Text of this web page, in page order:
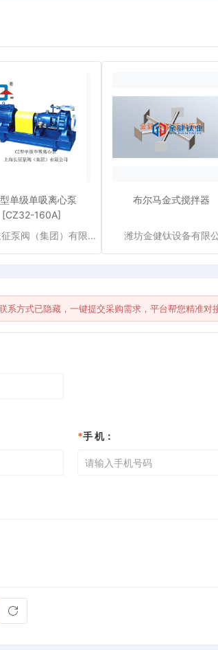
单级单吸离心泵
[CZ32-160A]
上海长征泵阀（集团）有限公司
布尔马金式搅拌器
潍坊金健钛设备有限
系方式已隐藏，一键提交采购需求，平台帮您精准对接
*手 机：